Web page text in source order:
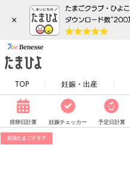
×
TOP 妊娠・出産
排卵日計算 妊娠チェッカー 予定日計算
妊活たまごクラブ